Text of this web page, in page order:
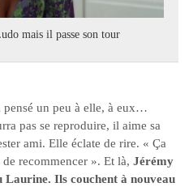
mais il passe son tour
pensé un peu à elle, à eux…
pas se reproduire, il aime sa
ami. Elle éclate de rire. « Ça
de recommencer ». Et là,Jérémy
Laurine. Ils couchent à nouveau